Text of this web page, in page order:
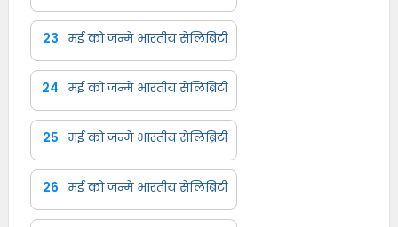
23 मई को जन्मे भारतीय सेलिब्रिटी
24 मई को जन्मे भारतीय सेलिब्रिटी
25 मई को जन्मे भारतीय सेलिब्रिटी
26 मई को जन्मे भारतीय सेलिब्रिटी